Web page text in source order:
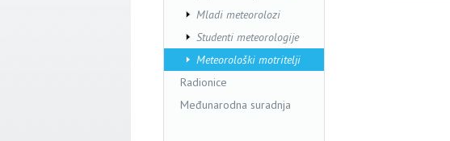
Mladi meteorolozi
Studenti meteorologije
Meteorološki motritelji
Radionice
Međunarodna suradnja